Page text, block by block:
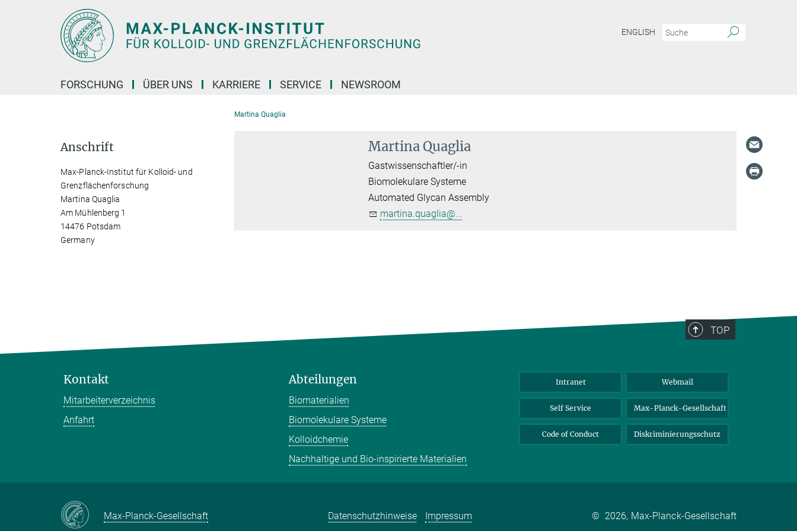
ENGLISH
FORSCHUNG ÜBER UNS KARRIERE SERVICE NEWSROOM
Martina Quaglia
Martina Quaglia
Gastwissenschaftler/-in
Biomolekulare Systeme
Automated Glycan Assembly
martina.quaglia@...
Anschrift
Max-Planck-Institut für Kolloid- und
Grenzflächenforschung
Martina Quaglia
Am Mühlenberg 1
14476 Potsdam
Germany
TOP
Kontakt
Mitarbeiterverzeichnis
Anfahrt
Abteilungen
Biomaterialien
Biomolekulare Systeme
Kolloidchemie
Nachhaltige und Bio-inspirierte Materialien
Intranet Webmail
Self Service Max-Planck-Gesellschaft
Code of Conduct Diskriminierungsschutz
Max-Planck-Gesellschaft Datenschutzhinweise Impressum © 2026, Max-Planck-Gesellschaft